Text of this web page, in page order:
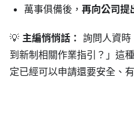
萬事俱備後， 再向公司提
💡 主編悄悄話： 詢問人資時
到新制相關作業指引？」這
定已經可以申請還要安全、